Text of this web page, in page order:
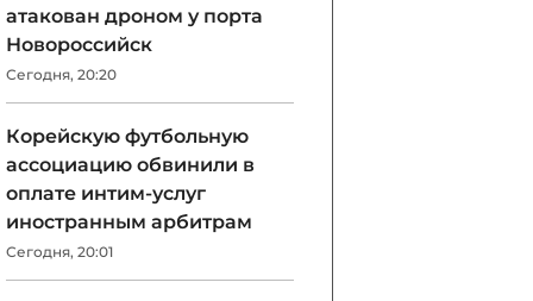
атакован дроном у порта
Новороссийск
Сегодня, 20:20
Корейскую футбольную
ассоциацию обвинили в
оплате интим-услуг
иностранным арбитрам
Сегодня, 20:01